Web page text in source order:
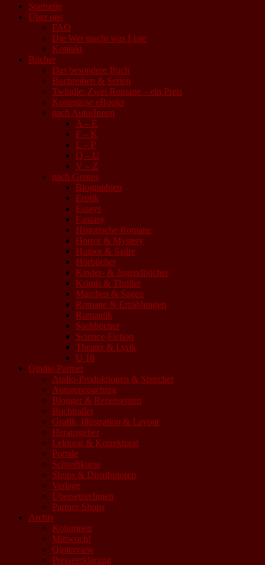
Startseite
Über uns
FAQ
Die Wer macht was Liste
Kontakt
Bücher
Das besondere Buch
Buchreihen & Serien
Twindie: Zwei Romane – ein Preis
Kostenlose eBooks
nach AutorInnen
A – E
F – K
L – P
Q – U
V – Z
nach Genres
Biographien
Erotik
Essays
Fantasy
Historische Romane
Horror & Mystery
Humor & Satire
Hörbücher
Kinder- & Jugendbücher
Krimis & Thriller
Märchen & Sagen
Romane & Erzählungen
Romantik
Sachbücher
Science-Fiction
Theater & Lyrik
U 18
Qindie-Partner
Audio-Produktionen & Sprecher
Autorencoaching
Blogger & Rezensenten
Buchtrailer
Grafik, Illustration & Layout
Herausgeber
Lektorat & Korrektorat
Portale
Schreibkurse
Shops & Distributoren
Verlage
ÜbersetzerInnen
Partner-Shops
Archiv
Kolumnen
Mittwoch!
Qinterview
Presseerklärung